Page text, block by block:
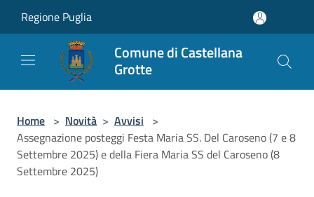
Regione Puglia
Comune di Castellana
Grotte
Home > Novità > Avvisi >
Assegnazione posteggi Festa Maria SS. Del Caroseno (7 e 8
Settembre 2025) e della Fiera Maria SS del Caroseno (8
Settembre 2025)